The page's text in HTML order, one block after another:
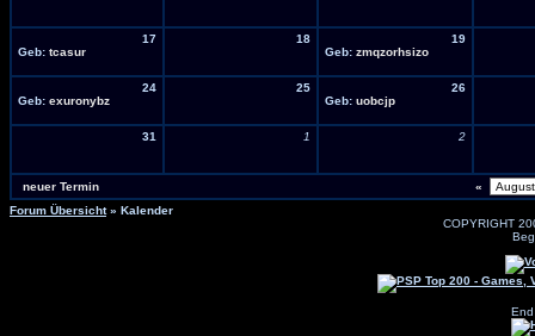
17
Geb: tcasur
18
19
Geb: zmqzorhsizo
24
Geb: exuronybz
25
26
Geb: uobcjp
31 1 2
neuer Termin
«
Forum Übersicht» Kalender
COPYRIGHT